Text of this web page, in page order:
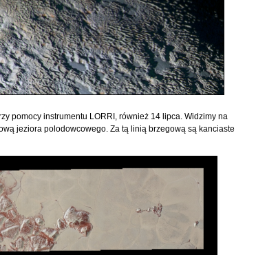
pomocy instrumentu LORRI, również 14 lipca. Widzimy na
jeziora polodowcowego. Za tą linią brzegową są kanciaste